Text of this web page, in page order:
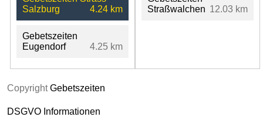
Salzburg
4.24 km
Gebetszeiten
Eugendorf
4.25 km
Straßwalchen 12.03 km
CopyrightGebetszeiten
DSGVO Informationen